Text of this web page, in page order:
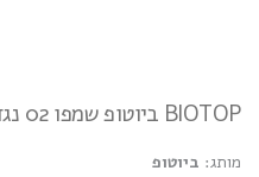
BIOTOP ביוטופ שמפו 02 נגד קשקשים | 500 מ"ל
מותג: ביוטופ